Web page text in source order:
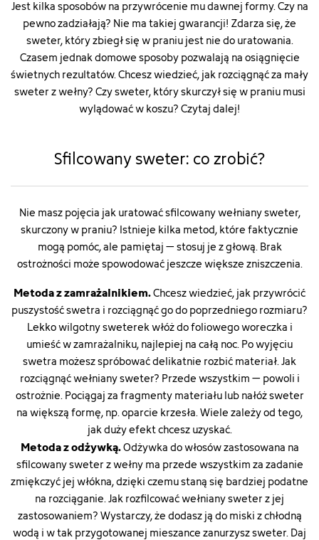
Jest kilka sposobów na przywrócenie mu dawnej formy. Czy na
pewno zadziałają? Nie ma takiej gwarancji! Zdarza się, że
sweter, który zbiegł się w praniu jest nie do uratowania.
Czasem jednak domowe sposoby pozwalają na osiągnięcie
świetnych rezultatów. Chcesz wiedzieć, jak rozciągnąć za mały
sweter z wełny? Czy sweter, który skurczył się w praniu musi
wylądować w koszu? Czytaj dalej!
Sfilcowany sweter: co zrobić?
Nie masz pojęcia jak uratować sfilcowany wełniany sweter,
skurczony w praniu? Istnieje kilka metod, które faktycznie
mogą pomóc, ale pamiętaj – stosuj je z głową. Brak
ostrożności może spowodować jeszcze większe zniszczenia.
Metoda z zamrażalnikiem.Chcesz wiedzieć, jak przywrócić
puszystość swetra i rozciągnąć go do poprzedniego rozmiaru?
Lekko wilgotny sweterek włóż do foliowego woreczka i
umieść w zamrażalniku, najlepiej na całą noc. Po wyjęciu
swetra możesz spróbować delikatnie rozbić materiał. Jak
rozciągnąć wełniany sweter? Przede wszystkim – powoli i
ostrożnie. Pociągaj za fragmenty materiału lub nałóż sweter
na większą formę, np. oparcie krzesła. Wiele zależy od tego,
jak duży efekt chcesz uzyskać.
Metoda z odżywką.Odżywka do włosów zastosowana na
sfilcowany sweter z wełny ma przede wszystkim za zadanie
zmiękczyć jej włókna, dzięki czemu staną się bardziej podatne
na rozciąganie. Jak rozfilcować wełniany sweter z jej
zastosowaniem? Wystarczy, że dodasz ją do miski z chłodną
wodą i w tak przygotowanej mieszance zanurzysz sweter. Daj